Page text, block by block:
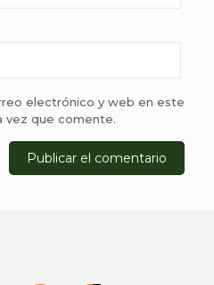
electrónico y web en este
vez que comente.